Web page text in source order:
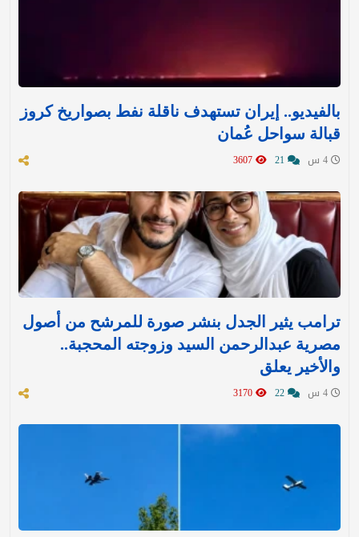
بالفيديو.. إيران تستهدف ناقلة نفط بصواريخ كروز
قبالة سواحل عُمان
ترامب يثير الجدل بنشر صورة للمرشح من أصول
مصرية عبدالرحمن السيد وزوجته المحجبة..
والأخير يعلق